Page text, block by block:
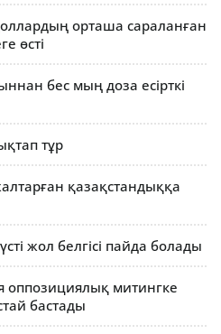
орташа сараланған
өсті
бес мың доза есірткі
тұр
қазақстандыққа
жол белгісі пайда болады
оппозициялық митингке
бастады